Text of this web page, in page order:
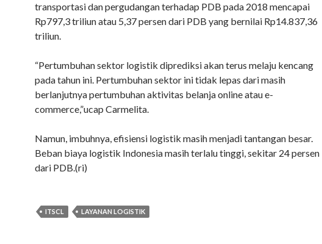
transportasi dan pergudangan terhadap PDB pada 2018 mencapai
Rp797,3 triliun atau 5,37 persen dari PDB yang bernilai Rp14.837,36
triliun.
“Pertumbuhan sektor logistik diprediksi akan terus melaju kencang
pada tahun ini. Pertumbuhan sektor ini tidak lepas dari masih
berlanjutnya pertumbuhan aktivitas belanja online atau e-
commerce,”ucap Carmelita.
Namun, imbuhnya, efisiensi logistik masih menjadi tantangan besar.
Beban biaya logistik Indonesia masih terlalu tinggi, sekitar 24 persen
dari PDB.(ri)
ITSCL LAYANAN LOGISTIK